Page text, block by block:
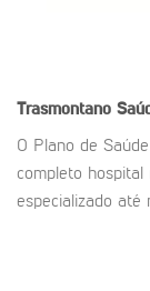
Trasmontano
O Plano de
completo
especializado até